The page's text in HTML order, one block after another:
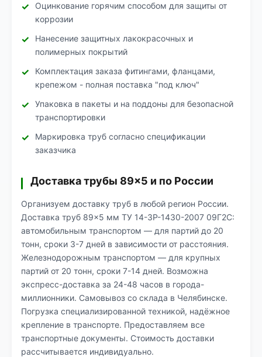
Оцинкование горячим способом для защиты от
коррозии
Нанесение защитных лакокрасочных и
полимерных покрытий
Комплектация заказа фитингами, фланцами,
крепежом - полная поставка "под ключ"
Упаковка в пакеты и на поддоны для безопасной
транспортировки
Маркировка труб согласно спецификации
заказчика
Доставка трубы 89×5 и по России
Организуем доставку труб в любой регион России.
Доставка труб 89×5 мм ТУ 14-3Р-1430-2007 09Г2С:
автомобильным транспортом — для партий до 20
тонн, сроки 3-7 дней в зависимости от расстояния.
Железнодорожным транспортом — для крупных
партий от 20 тонн, сроки 7-14 дней. Возможна
экспресс-доставка за 24-48 часов в города-
миллионники. Самовывоз со склада в Челябинске.
Погрузка специализированной техникой, надёжное
крепление в транспорте. Предоставляем все
транспортные документы. Стоимость доставки
рассчитывается индивидуально.